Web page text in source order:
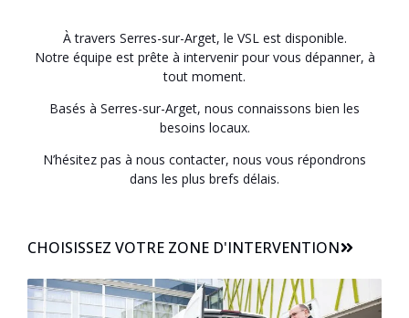
À travers Serres-sur-Arget, le VSL est disponible.
Notre équipe est prête à intervenir pour vous dépanner, à
tout moment.
Basés à Serres-sur-Arget, nous connaissons bien les
besoins locaux.
N’hésitez pas à nous contacter, nous vous répondrons
dans les plus brefs délais.
CHOISISSEZ VOTRE ZONE D'INTERVENTION